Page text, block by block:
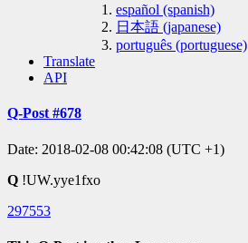
español (spanish)
日本語 (japanese)
português (portuguese)
Translate
API
Q-Post #678
Date: 2018-02-08 00:42:08 (UTC +1)
Q !UW.yye1fxo
297553